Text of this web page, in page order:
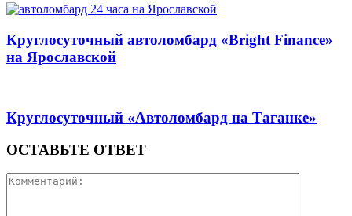
Круглосуточный автоломбард «Bright Finance»
на Ярославской
Круглосуточный «Автоломбард на Таганке»
ОСТАВЬТЕ ОТВЕТ